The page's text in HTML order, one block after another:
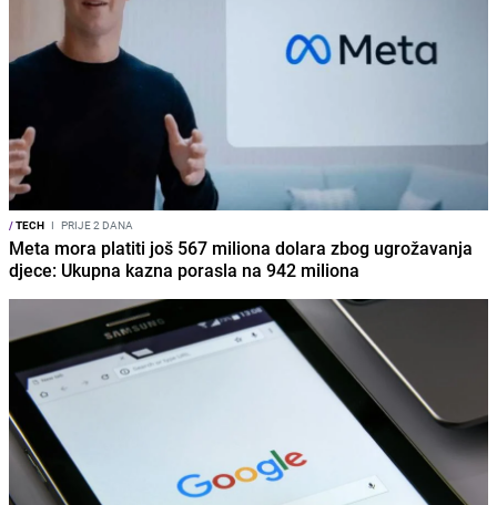
/TECH I PRIJE 2 DANA
Meta mora platiti još 567 miliona dolara zbog ugrožavanja
djece: Ukupna kazna porasla na 942 miliona